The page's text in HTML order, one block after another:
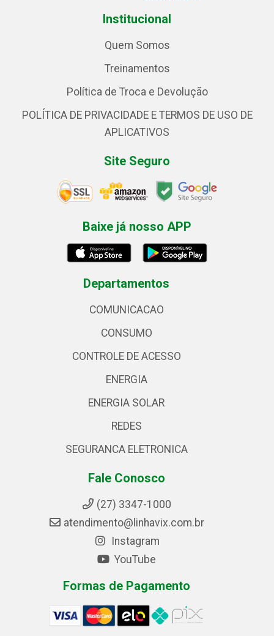
Institucional
Quem Somos
Treinamentos
Política de Troca e Devolução
POLÍTICA DE PRIVACIDADE E TERMOS DE USO DE
APLICATIVOS
Site Seguro
Baixe já nosso APP
Departamentos
COMUNICACAO
CONSUMO
CONTROLE DE ACESSO
ENERGIA
ENERGIA SOLAR
REDES
SEGURANCA ELETRONICA
Fale Conosco
(27) 3347-1000
atendimento@linhavix.com.br
Instagram
YouTube
Formas de Pagamento